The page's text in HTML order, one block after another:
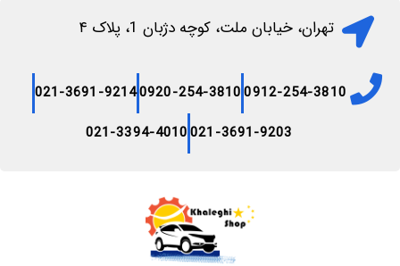
تهران، خیابان ملت، کوچه دژبان 1، پلاک ۴
0912-254-3810
0920-254-3810
021-3691-9214
021-3691-9203
021-3394-4010